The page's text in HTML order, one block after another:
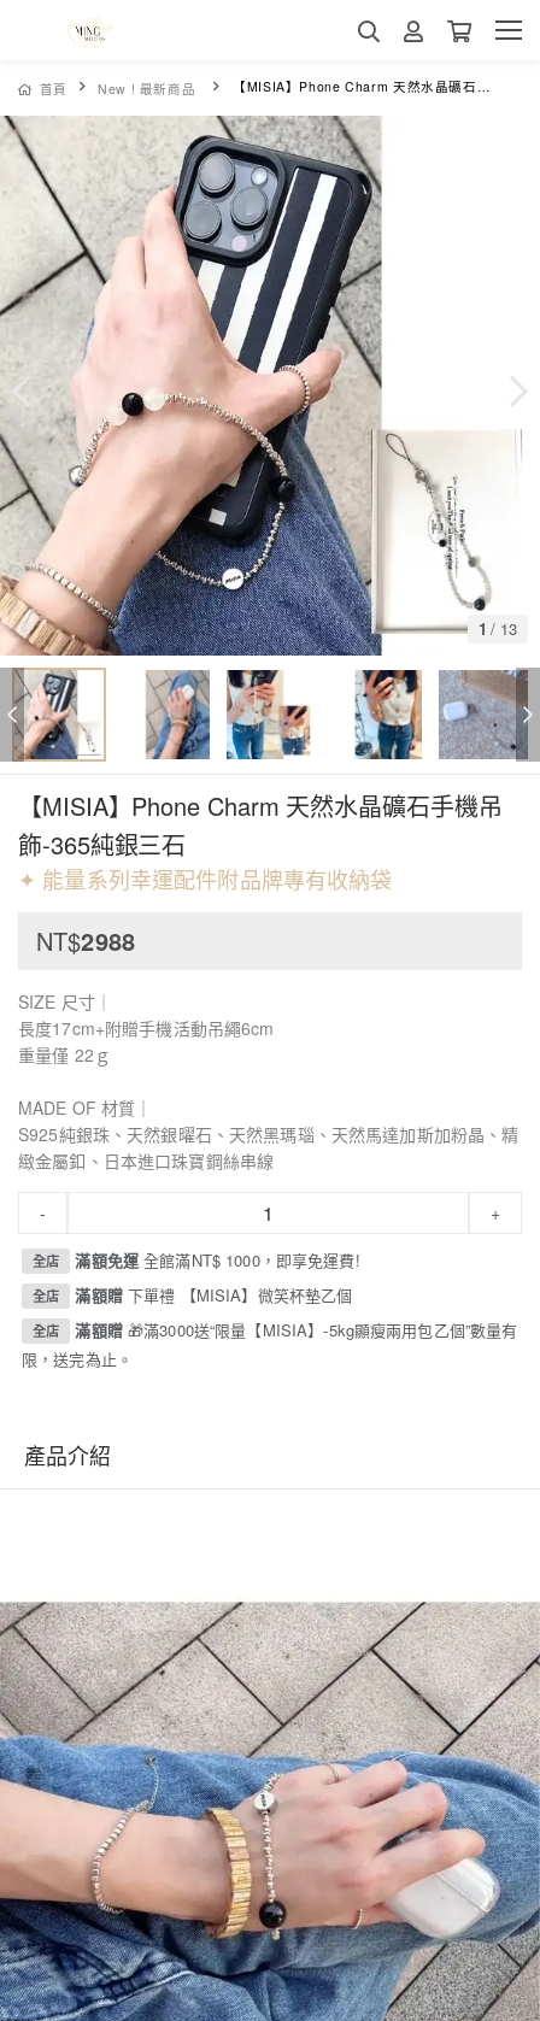
首頁 New ! 最新商品 【MISIA】Phone Charm 天然水晶礦石手機吊飾-365純銀三石
1 / 13
【MISIA】Phone Charm 天然水晶礦石手機吊
飾-365純銀三石
✦ 能量系列幸運配件附品牌專有收納袋
NT$2988
SIZE 尺寸｜
長度17cm+附贈手機活動吊繩6cm
重量僅 22ｇ
MADE OF 材質｜
S925純銀珠、天然銀曜石、天然黑瑪瑙、天然馬達加斯加粉晶、精
緻金屬釦、日本進口珠寶鋼絲串線
- +
全店 滿額免運全館滿NT$ 1000，即享免運費!
全店 滿額贈 下單禮 【MISIA】微笑杯墊乙個
全店 滿額贈 🎁滿3000送“限量【MISIA】-5kg顯瘦兩用包乙個”數量有
限，送完為止。
產品介紹